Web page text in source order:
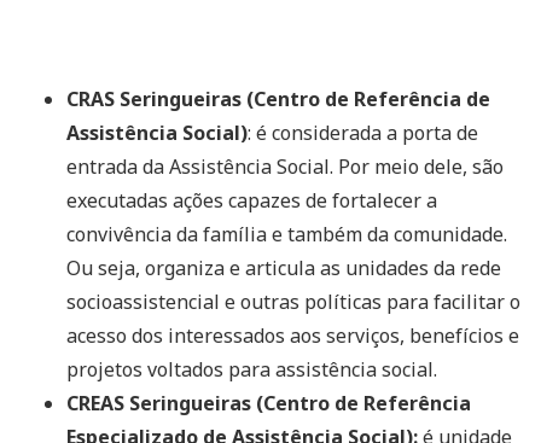
CRAS Seringueiras (Centro de Referência de
Assistência Social): é considerada a porta de
entrada da Assistência Social. Por meio dele, são
executadas ações capazes de fortalecer a
convivência da família e também da comunidade.
Ou seja, organiza e articula as unidades da rede
socioassistencial e outras políticas para facilitar o
acesso dos interessados aos serviços, benefícios e
projetos voltados para assistência social.
CREAS Seringueiras (Centro de Referência
Especializado de Assistência Social):é unidade